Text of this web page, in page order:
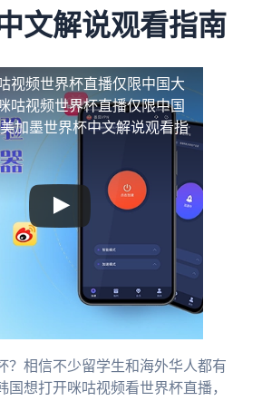
文解说观看指南
视频世界杯直播仅限中国大
咕视频世界杯直播仅限中国
加墨世界杯中文解说观看指
？相信不少留学生和海外华人都有
国想打开咪咕视频看世界杯直播，